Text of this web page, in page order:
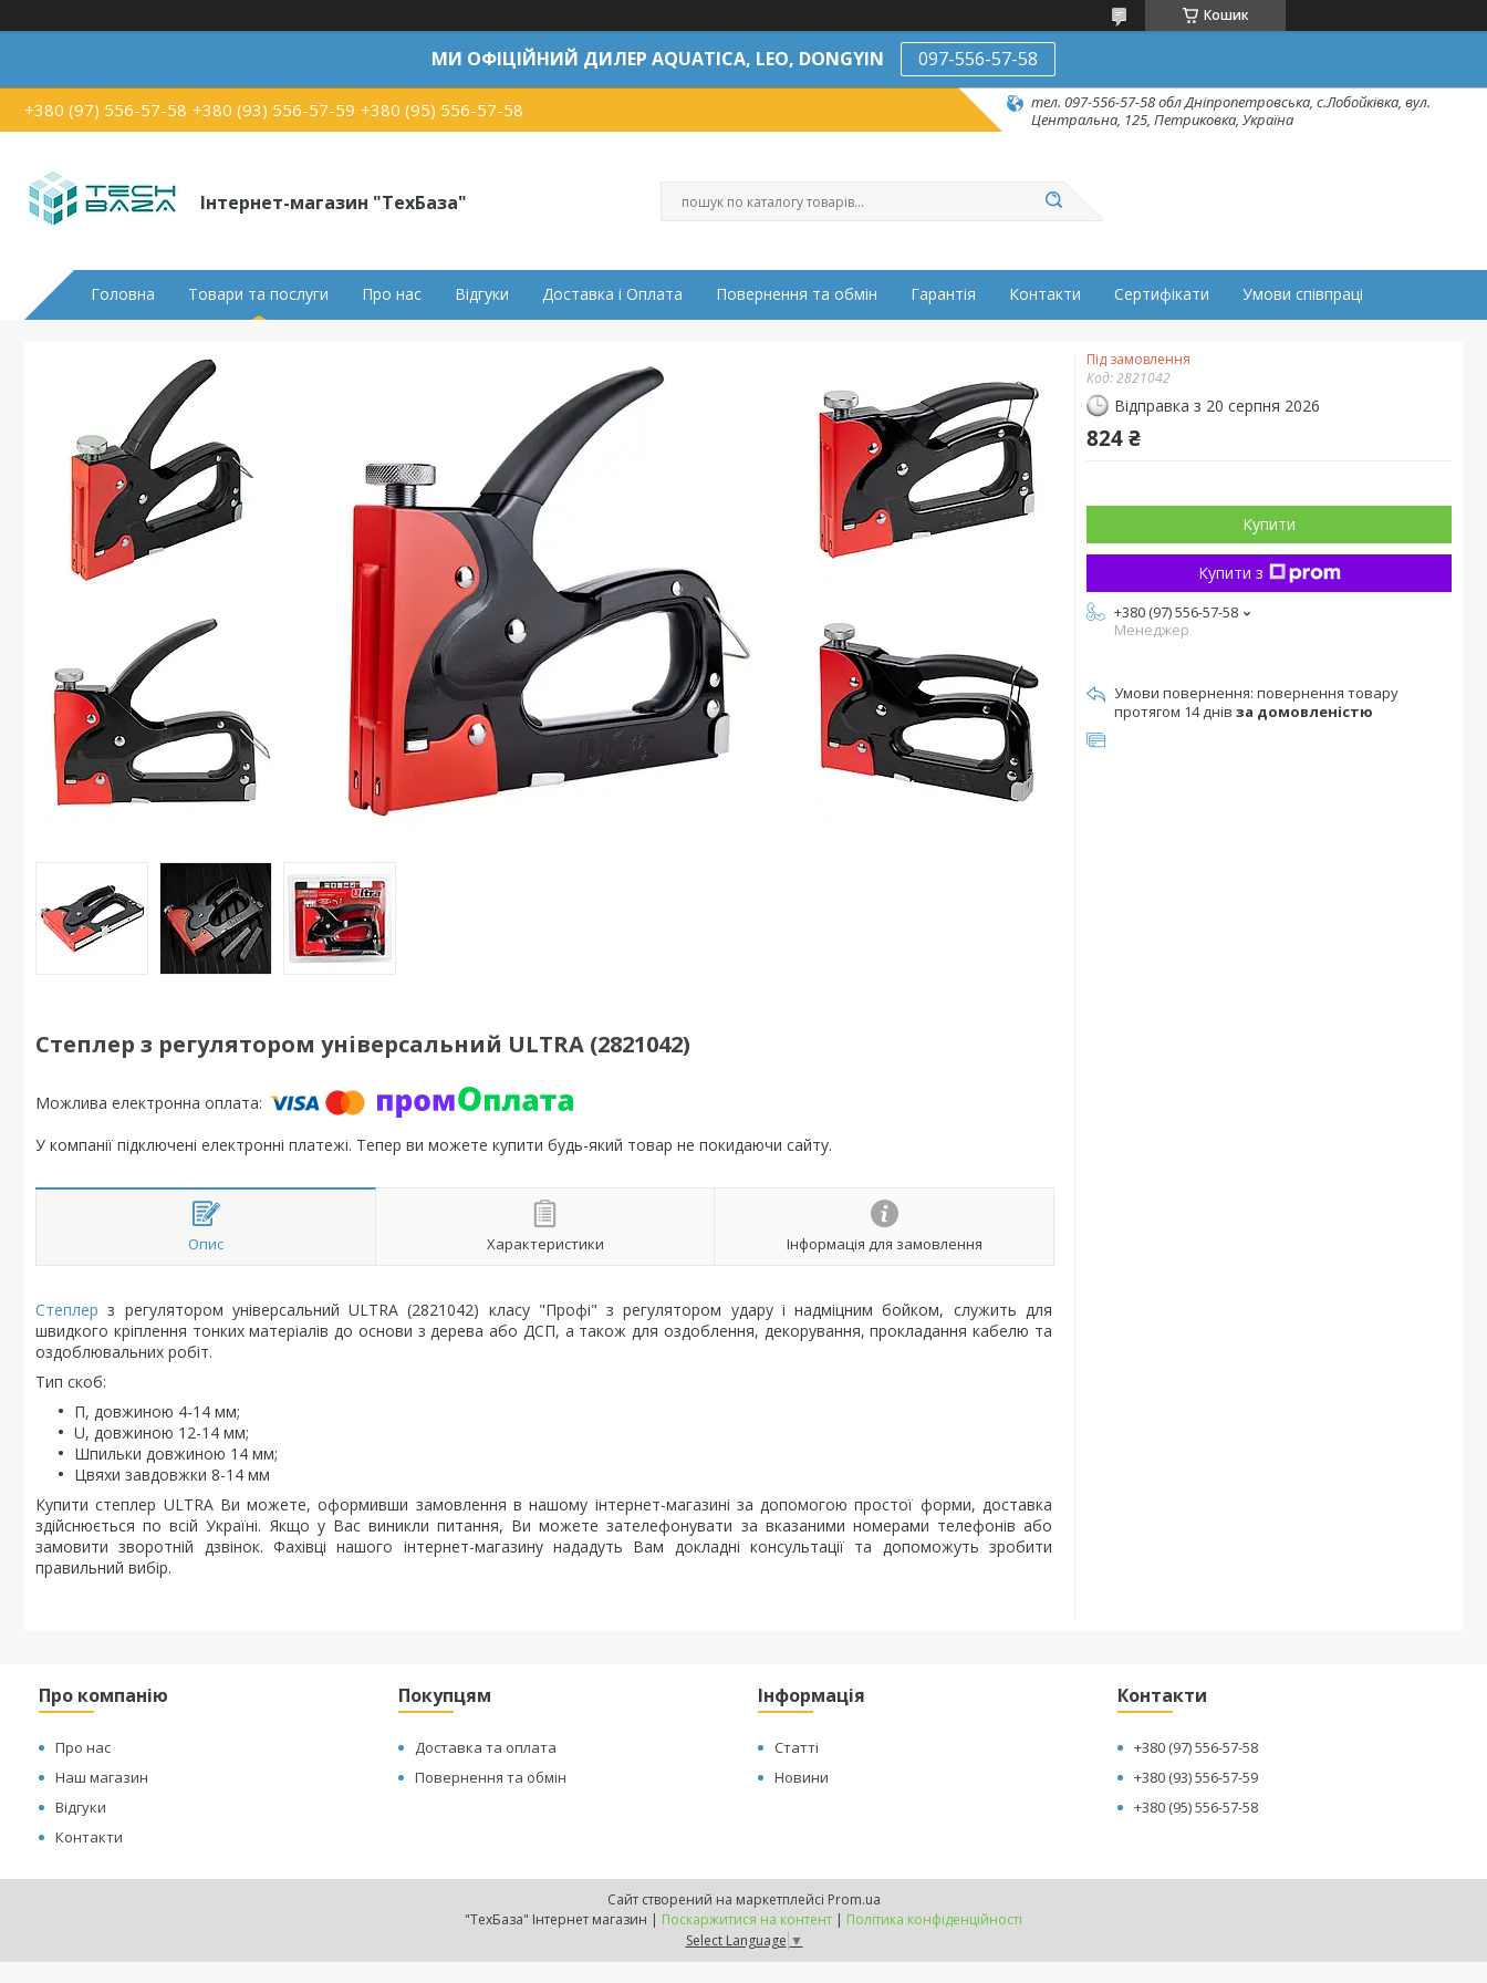
Кошик
МИ ОФІЦІЙНИЙ ДИЛЕР AQUATICA, LEO, DONGYIN 097-556-57-58
+380 (97) 556-57-58 +380 (93) 556-57-59 +380 (95) 556-57-58
тел. 097-556-57-58 обл Дніпропетровська, с.Лобойківка, вул.
Центральна, 125, Петриковка, Україна
Інтернет-магазин "ТехБаза"
Головна Товари та послуги Про нас Відгуки Доставка і Оплата Повернення та обмін Гарантія Контакти Сертифікати Умови співпраці
Степлер з регулятором універсальний ULTRA (2821042)
У компанії підключені електронні платежі. Тепер ви можете купити будь-який товар не покидаючи сайту.
Опис Характеристики Інформація для замовлення
Степлер з регулятором універсальний ULTRA (2821042) класу "Профі" з регулятором удару і надміцним бойком, служить для
швидкого кріплення тонких матеріалів до основи з дерева або ДСП, а також для оздоблення, декорування, прокладання кабелю та
оздоблювальних робіт.
Тип скоб:
П, довжиною 4-14 мм;
U, довжиною 12-14 мм;
Шпильки довжиною 14 мм;
Цвяхи завдовжки 8-14 мм
Купити степлер ULTRA Ви можете, оформивши замовлення в нашому інтернет-магазині за допомогою простої форми, доставка
здійснюється по всій Україні. Якщо у Вас виникли питання, Ви можете зателефонувати за вказаними номерами телефонів або
замовити зворотній дзвінок. Фахівці нашого інтернет-магазину нададуть Вам докладні консультації та допоможуть зробити
правильний вибір.
Під замовлення
Код:2821042
Відправка з 20 серпня 2026
824 ₴
Купити
Купити з
+380 (97) 556-57-58
Менеджер
повернення товару
протягом 14 днів за домовленістю
Про компанію
Про нас
Наш магазин
Відгуки
Контакти
Покупцям
Доставка та оплата
Повернення та обмін
Інформація
Статті
Новини
Контакти
+380 (97) 556-57-58
+380 (93) 556-57-59
+380 (95) 556-57-58
Сайт створений на маркетплейсі Prom.ua
"ТехБаза" Інтернет магазин | Поскаржитися на контент | Політика конфіденційності
Select Language ▼